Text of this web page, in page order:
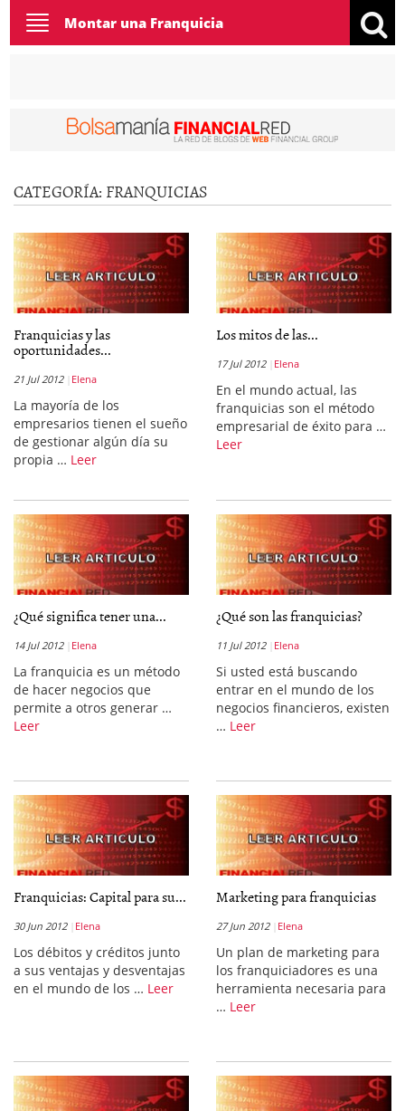
Toggle
navigation
Montar una Franquicia
CATEGORÍA: FRANQUICIAS
Franquicias y las
oportunidades...
21 Jul 2012 Elena
La mayoría de los
empresarios tienen el sueño
de gestionar algún día su
propia … Leer
Los mitos de las...
17 Jul 2012 Elena
En el mundo actual, las
franquicias son el método
empresarial de éxito para …
Leer
¿Qué significa tener una...
14 Jul 2012 Elena
La franquicia es un método
de hacer negocios que
permite a otros generar …
Leer
¿Qué son las franquicias?
11 Jul 2012 Elena
Si usted está buscando
entrar en el mundo de los
negocios financieros, existen
… Leer
Franquicias: Capital para su...
30 Jun 2012 Elena
Los débitos y créditos junto
a sus ventajas y desventajas
en el mundo de los … Leer
Marketing para franquicias
27 Jun 2012 Elena
Un plan de marketing para
los franquiciadores es una
herramienta necesaria para
… Leer